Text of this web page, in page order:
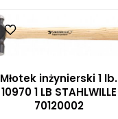
Młotek inżynierski 1 lb.
10970 1 LB STAHLWILLE
70120002